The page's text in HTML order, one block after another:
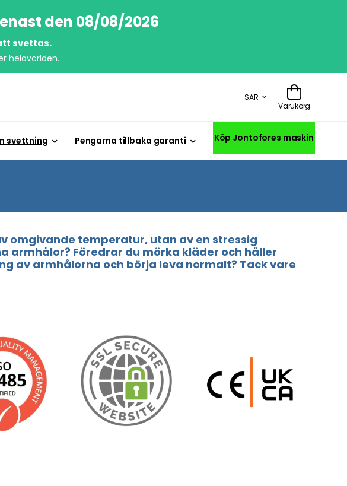
den 08/08/2026
svettas.
helavärlden.
SAR
Varukorg
svettning Pengarna tillbaka garanti Köp Jontofores maskin
omgivande temperatur, utan av en stressig
Föredrar du mörka kläder och håller
av armhålorna och börja leva normalt? Tack vare